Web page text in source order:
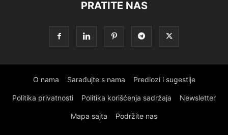
PRATITE NAS
O nama Sarađujte s nama Predlozi i sugestije
Politika privatnosti Politika korišćenja sadržaja Newsletter
Mapa sajta Podržite nas